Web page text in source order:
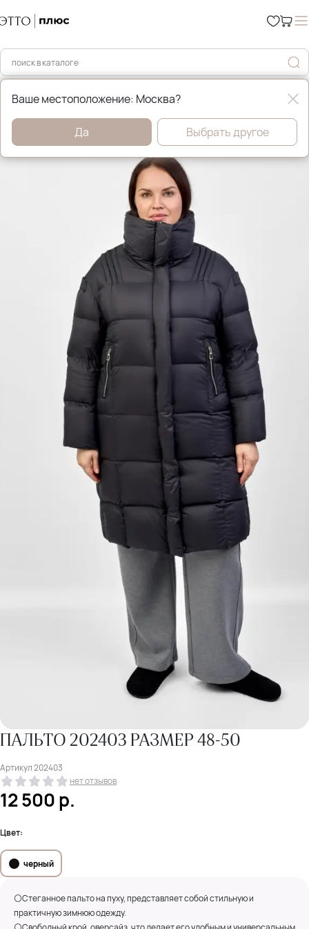
Главная Зимние пуховики и куртки
ПАЛЬТО 202403 РАЗМЕР 48-50
Артикул202403
нет отзывов
12 500р.
Цвет:
черный
⚪Стеганное пальто на пуху, представляет собой стильную и
практичную зимнюю одежду.
Ваше местоположение: Москва?
Да Выбрать другое